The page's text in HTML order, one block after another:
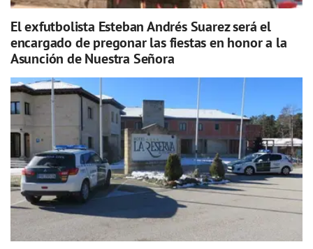
El exfutbolista Esteban Andrés Suarez será el
encargado de pregonar las fiestas en honor a la
Asunción de Nuestra Señora